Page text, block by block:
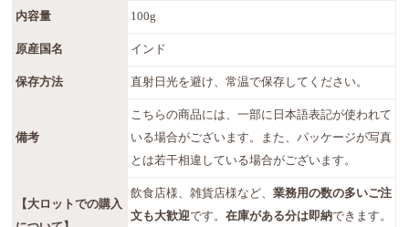
内容量 100g
原産国名 インド
保存方法 直射日光を避け、常温で保存してください。
備考
こちらの商品には、一部に日本語表記が使われて
いる場合がございます。また、パッケージが写真
とは若干相違している場合がございます。
【大ロットでの購入
飲食店様、雑貨店様など、業務用の数の多いご注
文も大歓迎です。在庫がある分は即納できます。